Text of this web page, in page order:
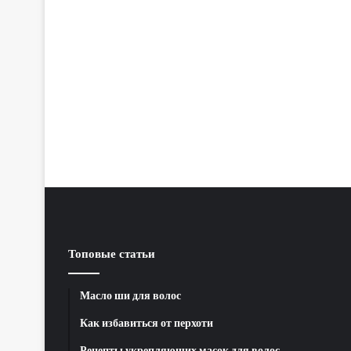
Топовые статьи
Масло ши для волос
Как избавиться от перхоти